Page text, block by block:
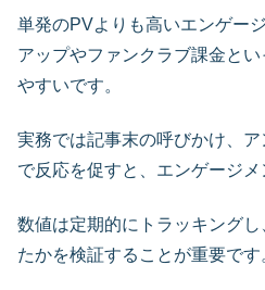
単発のPVよりも高いエンゲー
アップやファンクラブ課金と
やすいです。
実務では記事末の呼びかけ、
で反応を促すと、エンゲージメ
数値は定期的にトラッキング
たかを検証することが重要です